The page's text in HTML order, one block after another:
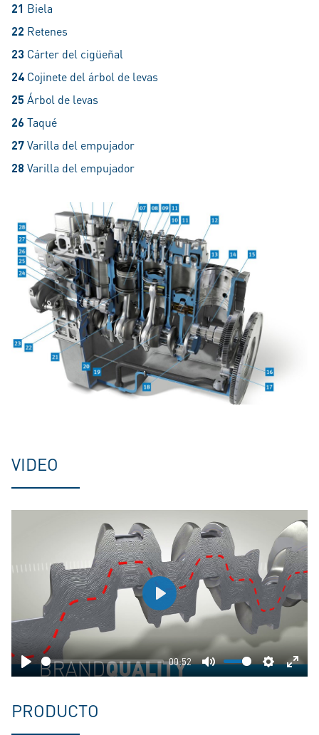
21 Biela​​​​​​​
22 Retenes​​​​​​​
23 Cárter del cigüeñal​​​​​​​
24 Cojinete del árbol de levas​​​​​​​
25 Árbol de levas​​​​​​​
26 Taqué​​​​​​​
27Varilla del empujador​​​​​​​
28 Varilla del empujador
VIDEO
Play
00:52
Mute Settings
Play
PRODUCTO